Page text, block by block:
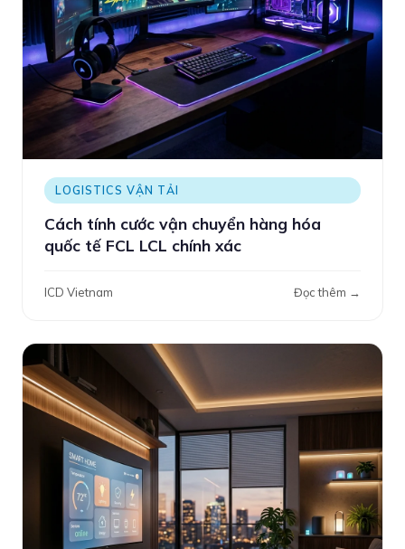
LOGISTICS VẬN TẢI
Cách tính cước vận chuyển hàng hóa
quốc tế FCL LCL chính xác
ICD Vietnam Đọc thêm →